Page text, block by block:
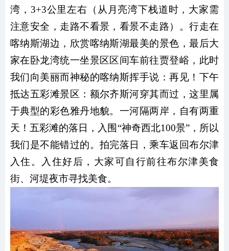
湾，3+3公里左右（从月亮湾下栈道时，大家需
注意安全，走路不看景，看景不走路）。行走在
喀纳斯湖边，欣赏喀纳斯湖最美的景色，最后大
家在卧龙湾统一坐景区区间车前往贾登峪，此时
我们向美丽而神秘的喀纳斯挥手说：再见！下午
抵达五彩滩景区：额尔齐斯河穿其而过，这里属
于典型的彩色雅丹地貌。一河隔两岸，自有两重
天！五彩滩的落日，入围“神奇西北100景”，所以
我们是不能错过的。拍完落日，乘车返回布尔津
入住。入住好后，大家可自行前往布尔津美食
街、河堤夜市寻找美食。